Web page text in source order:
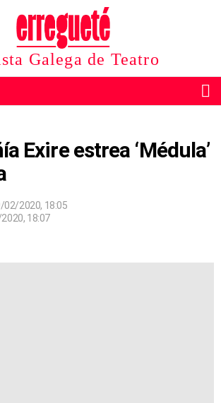
Galega de Teatro
Exire estrea ‘Médula’
02/2020, 18:05
18:07